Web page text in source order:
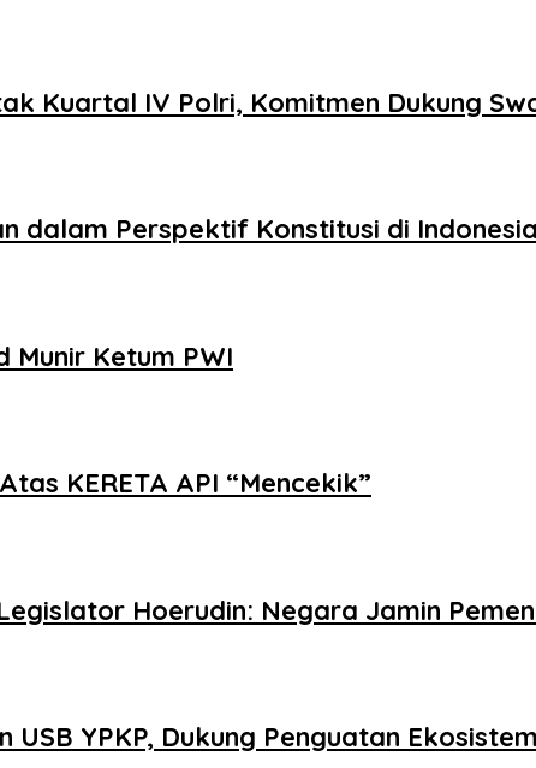
Kuartal IV Polri, Komitmen Dukung
dalam Perspektif Konstitusi di Indonesia
Munir Ketum PWI
KERETA API “Mencekik”
Hoerudin: Negara Jamin
YPKP, Dukung Penguatan